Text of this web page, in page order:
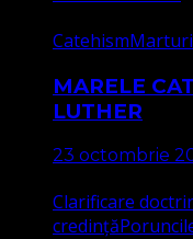
Catehism
MARELE
LUTHER
23 octombrie
Clarificare
credință